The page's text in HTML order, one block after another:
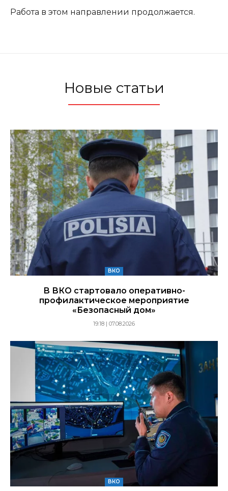
Работа в этом направлении продолжается.
Новые статьи
ВКО
В ВКО стартовало оперативно-
профилактическое мероприятие
«Безопасный дом»
19:18 | 07.08.2026
ВКО